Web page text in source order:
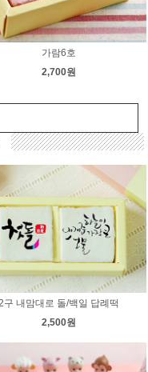
가람6호
2,700원
구 내맘대로 돌/백일 답례떡
2,500원